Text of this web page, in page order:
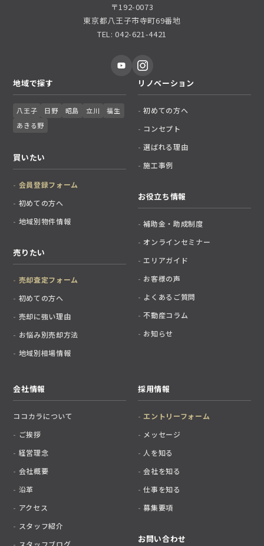
〒192-0073
東京都八王子市寺町69番地
TEL: 042-621-4421
地域で探す
八王子 日野 昭島 立川
福生
あきる野
買いたい
会員登録フォーム
初めての方へ
地域別物件情報
売りたい
売却査定フォーム
初めての方へ
売却に強い理由
お悩み別売却方法
地域別相場情報
リノベーション
初めての方へ
コンセプト
選ばれる理由
施工事例
お役立ち情報
補助金・助成制度
オンラインセミナー
エリアガイド
お客様の声
よくあるご質問
不動産コラム
お知らせ
会社情報
ココカラについて
ご挨拶
経営理念
会社概要
沿革
アクセス
スタッフ紹介
スタッフブログ
採用情報
エントリーフォーム
メッセージ
人を知る
会社を知る
仕事を知る
募集要項
お問い合わせ